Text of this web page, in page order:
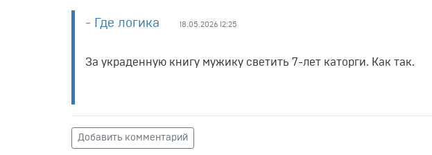
- Где логика 18.05.2026 12:25
За украденную книгу мужику светить 7-лет каторги. Как так.
Добавить комментарий